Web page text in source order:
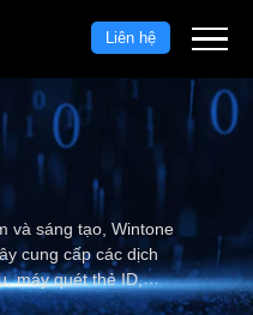
Liên hệ
và sáng tạo, Wintone
cung cấp các dịch
máy quét thẻ ID,
phần mềm và bộ công